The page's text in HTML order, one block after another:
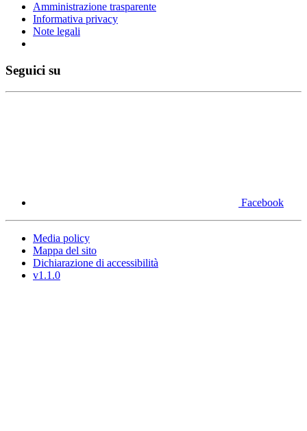
Amministrazione trasparente
Informativa privacy
Note legali
Seguici su
Facebook
Media policy
Mappa del sito
Dichiarazione di accessibilità
v1.1.0